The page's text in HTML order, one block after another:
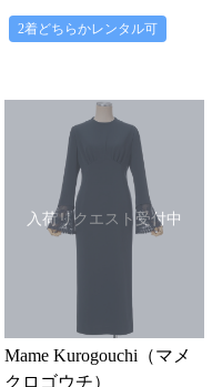
2着どちらかレンタル可
入荷リクエスト受付中
Mame Kurogouchi（マメ
クロゴウチ）